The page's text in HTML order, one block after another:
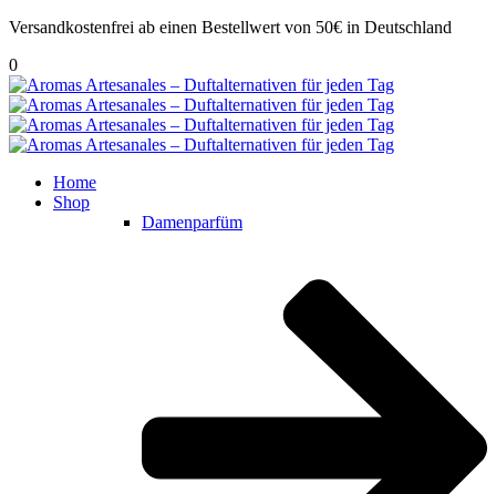
Versandkostenfrei ab einen Bestellwert von 50€ in Deutschland
0
Home
Shop
Damenparfüm